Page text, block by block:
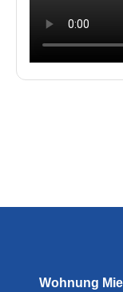
Wohnung